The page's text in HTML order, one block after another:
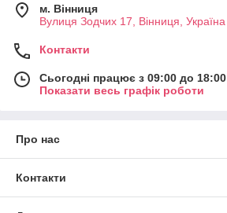
м. Вінниця
Вулиця Зодчих 17, Вінниця, Україна
Контакти
Сьогодні працює з 09:00 до 18:00
Показати весь графік роботи
Про нас
Контакти